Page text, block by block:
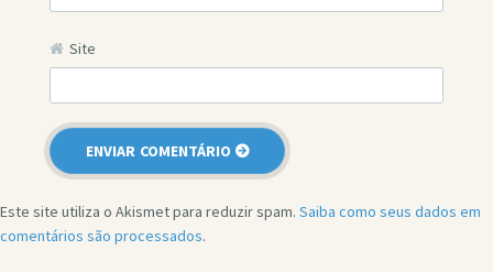
Site
Este site utiliza o Akismet para reduzir spam. Saiba como seus dados em
comentários são processados.